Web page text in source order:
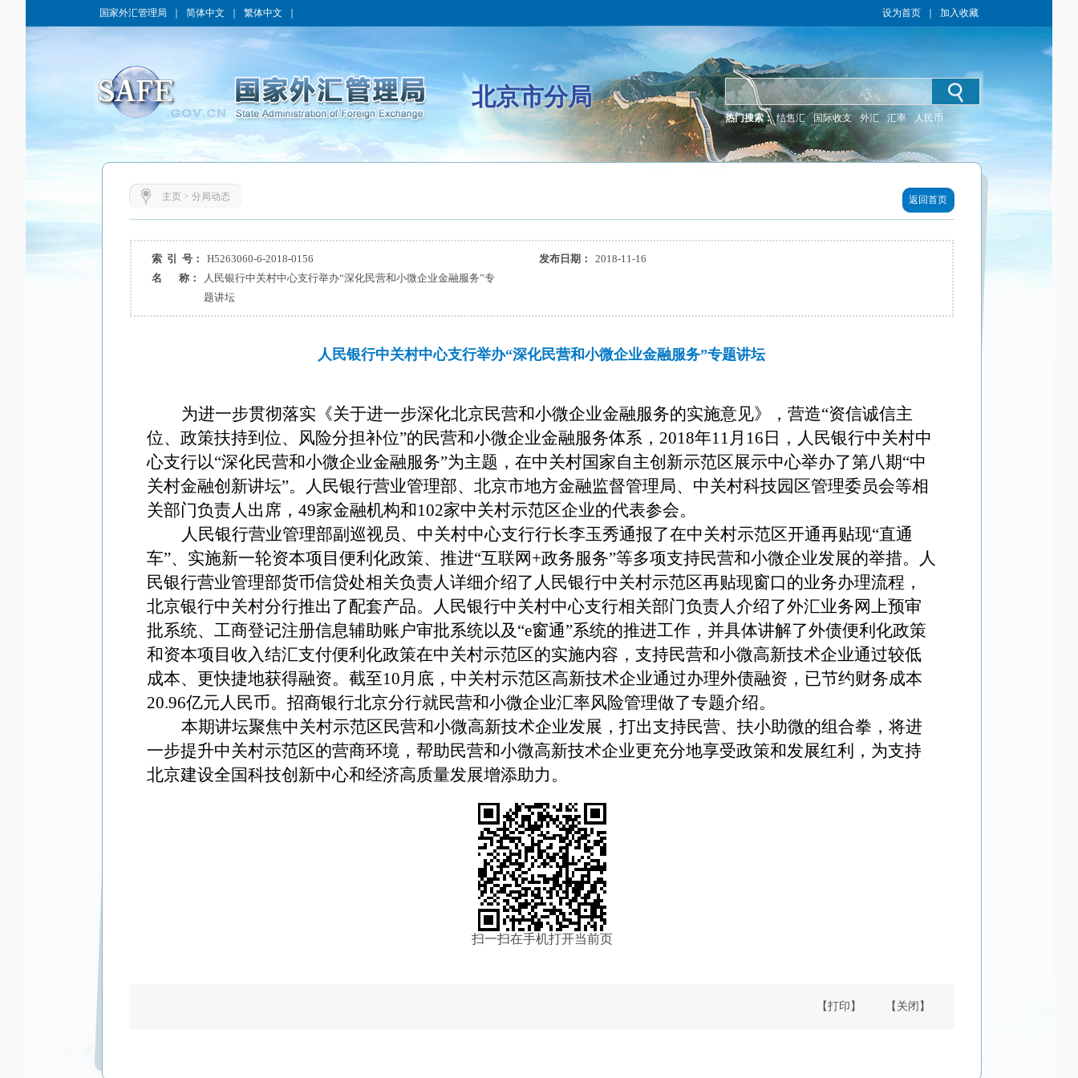
国家外汇管理局 简体中文 繁体中文 设为首页 加入收藏
北京市分局
热门搜索： 结售汇 国际收支 外汇 汇率 人民币
主页> 分局动态 返回首页
索 引 号： H5263060-6-2018-0156 发布日期：
2018-11-16
名 称：
人民银行中关村中心支行举办“深化民营和小微企业金融服务”专
题讲坛
人民银行中关村中心支行举办“深化民营和小微企业金融服务”专题讲坛
为进一步贯彻落实《关于进一步深化北京民营和小微企业金融服务的实施意见》， 营造“资信诚信主
位、政策扶持到位、风险分担补位”的民营和小微企业金融服务体系， 2018年11月 16 日，人民银行中关村中
心支行以“深化民营和小微企业金融服务”为主题，在中关村国家自主创新示范区展示中心举办了第八期“中
关村金融创新讲坛”。人民银行营业管理部、北京市地方金融监督管理局、中关村科技园区管理委员会等相
关部门负责人出席， 49家金融机构和102家中关村示范区企业的代表参会。
人民银行营业管理部副巡视员、中关村中心支行行长李玉秀通报了在中关村示范区开通再贴现“直通
车”、实施新一轮资本项目便利化政策、推进“互联网+政务服务”等多项支持民营和小微企业发展的举措。
人
民银行营业管理部货币信贷处相关负责人详细介绍了人民银行中关村示范区再贴现窗口的业务办理流程，
北京银行中关村分行推出了配套产品。人民银行中关村中心支行相关部门负责人介绍了外汇业务网上预审
批系统、工商登记注册信息辅助账户审批系统以及“e窗通”系统的推进工作，并具体讲解了外债便利化政策
和资本项目收入结汇支付便利化政策在中关村示范区的实施内容，支持民营和小微高新技术企业通过较低
成本、更快捷地获得融资。 截至10月底，中关村示范区高新技术企业通过办理外债融资，已节约财务成本
20.96亿元人民币。 招商银行北京分行就民营和小微企业汇率风险管理做了专题介绍。
本期讲坛聚焦中关村示范区民营和小微高新技术企业发展，打出支持民营、扶小助微的组合拳，将进
一步提升中关村示范区的营商环境，帮助民营和小微高新技术企业更充分地享受政策和发展红利，为支持
北京建设全国科技创新中心和经济高质量发展增添助力。
扫一扫在手机打开当前页
【打印】 【关闭】